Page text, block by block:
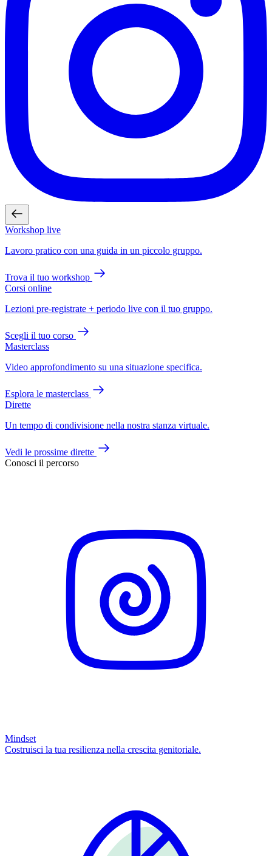
Workshop live
Lavoro pratico con una guida in un piccolo gruppo.
Trova il tuo workshop
Corsi online
Lezioni pre-registrate + periodo live con il tuo gruppo.
Scegli il tuo corso
Masterclass
Video approfondimento su una situazione specifica.
Esplora le masterclass
Dirette
Un tempo di condivisione nella nostra stanza virtuale.
Vedi le prossime dirette
Conosci il percorso
Mindset
Costruisci la tua resilienza nella crescita genitoriale.